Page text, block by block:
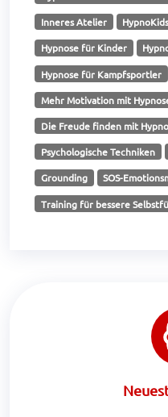
Inneres Atelier
Hypnose für Kinder
Hypnose für Kampfsportler
Mehr Motivation mit
Die Freude finden mit
Psychologische Techniken
Grounding SOS-
Training für bessere